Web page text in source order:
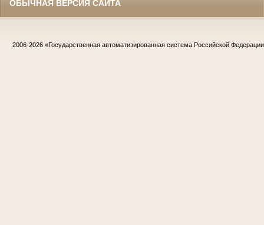
ОБЫЧНАЯ ВЕРСИЯ САЙТА
2006-2026 «Государственная автоматизированная система Российской